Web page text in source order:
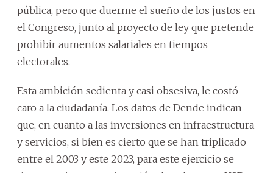
pública, pero que duerme el sueño de los justos en
el Congreso, junto al proyecto de ley que pretende
prohibir aumentos salariales en tiempos
electorales.
Esta ambición sedienta y casi obsesiva, le costó
caro a la ciudadanía. Los datos de Dende indican
que, en cuanto a las inversiones en infraestructura
y servicios, si bien es cierto que se han triplicado
entre el 2003 y este 2023, para este ejercicio se